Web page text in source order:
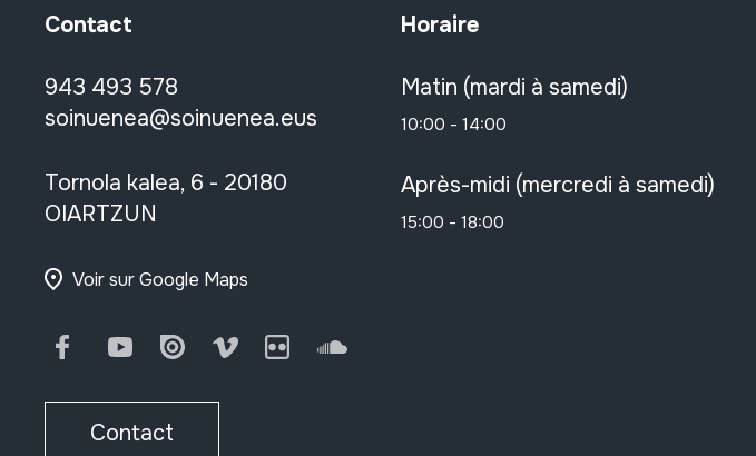
Contact
943 493 578
soinuenea@soinuenea.eus
Tornola kalea, 6 - 20180
OIARTZUN
Voir sur Google Maps
FacebookYoutubeIssuu Vimeo FlickrSoundCloud
Contact
Horaire
Matin (mardi à samedi)
10:00 - 14:00
Après-midi (mercredi à samedi)
15:00 - 18:00